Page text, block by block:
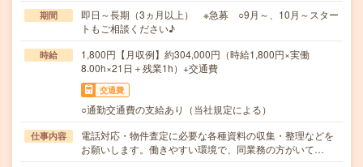
期間
即日～長期（3ヵ月以上） ※急募 ○9月～、10月～スター
トもご相談ください♪
時給
1,800円【月収例】約304,000円（時給1,800円×実働
8.00h×21日＋残業1h）+交通費
交通費
○通勤交通費の支給あり（当社規定による）
仕事内容
電話対応・物件査定に必要な各種資料の収集・整理などを
お願いします。働きやすい環境で、同業務の方がいて…